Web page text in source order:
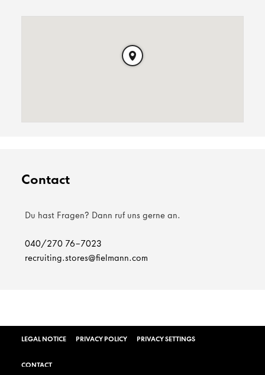
Contact
Du hast Fragen? Dann ruf uns gerne an.
040/270 76-7023
recruiting.stores@fielmann.com
LEGAL NOTICE PRIVACY POLICY PRIVACY SETTINGS
CONTACT